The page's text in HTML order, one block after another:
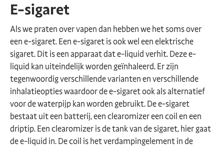
E-sigaret
Als we praten over vapen dan hebben we het soms over
een e-sigaret. Een e-sigaret is ook wel een elektrische
sigaret. Dit is een apparaat dat e-liquid verhit. Deze e-
liquid kan uiteindelijk worden geïnhaleerd. Er zijn
tegenwoordig verschillende varianten en verschillende
inhalatieopties waardoor de e-sigaret ook als alternatief
voor de waterpijp kan worden gebruikt. De e-sigaret
bestaat uit een batterij, een clearomizer een coil en een
driptip. Een clearomizer is de tank van de sigaret, hier gaat
de e-liquid in. De coil is het verdampingelement in de